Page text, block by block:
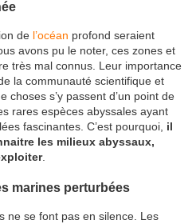
de l’océan profond seraient
avons pu le noter, ces zones et
très mal connus. Leur importance
la communauté scientifique et
choses s’y passent d’un point de
rares espèces abyssales ayant
fascinantes. C’est pourquoi, il
les milieux abyssaux,
.
marines perturbées
ne se font pas en silence. Les